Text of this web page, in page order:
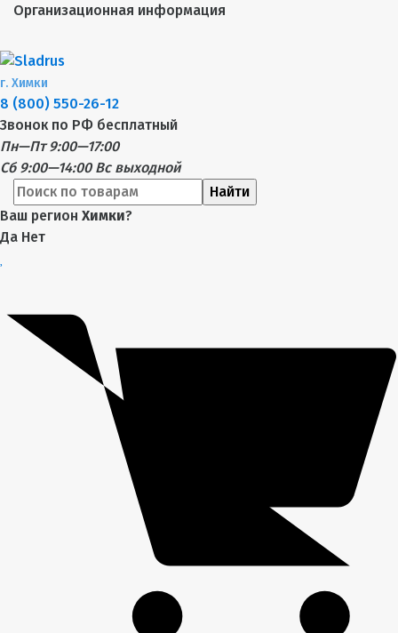
Организационная информация
г. Химки
8 (800) 550-26-12
Звонок по РФ бесплатный
Пн—Пт 9:00—17:00
Сб 9:00—14:00 Вс выходной
Найти
Ваш регион Химки?
Да Нет